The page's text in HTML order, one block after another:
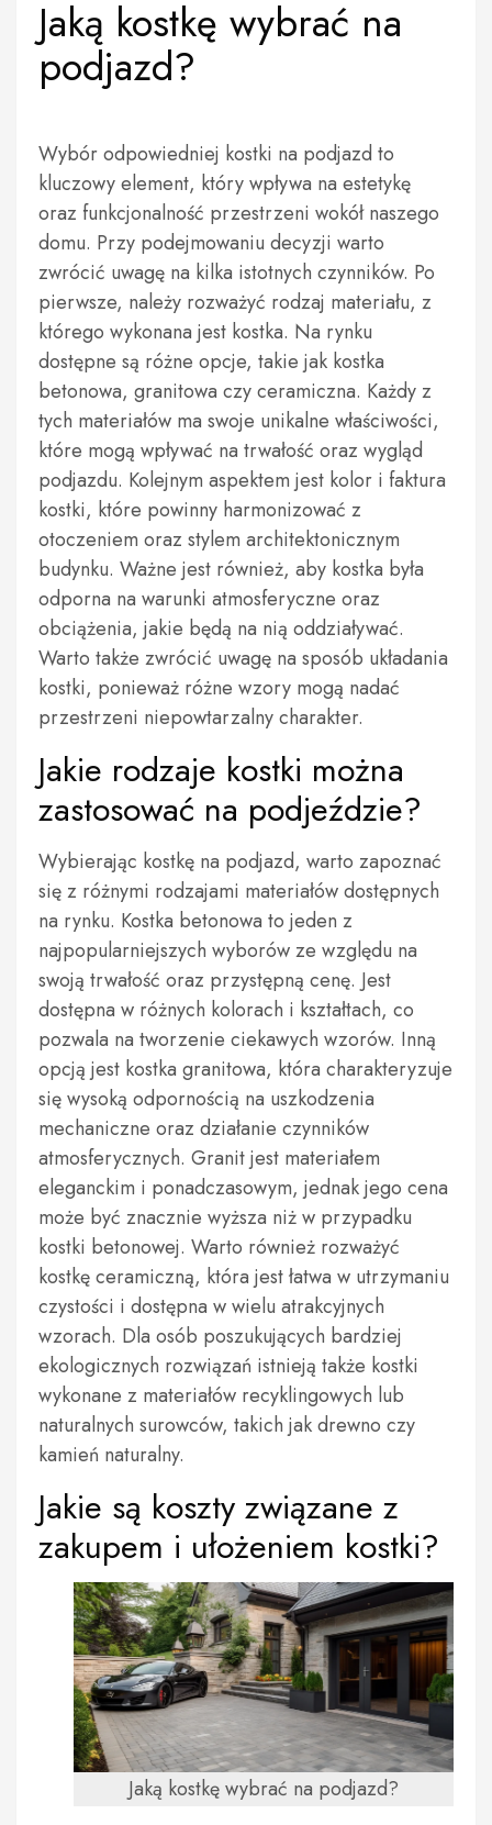
Jaką kostkę wybrać na
podjazd?
Wybór odpowiedniej kostki na podjazd to
kluczowy element, który wpływa na estetykę
oraz funkcjonalność przestrzeni wokół naszego
domu. Przy podejmowaniu decyzji warto
zwrócić uwagę na kilka istotnych czynników. Po
pierwsze, należy rozważyć rodzaj materiału, z
którego wykonana jest kostka. Na rynku
dostępne są różne opcje, takie jak kostka
betonowa, granitowa czy ceramiczna. Każdy z
tych materiałów ma swoje unikalne właściwości,
które mogą wpływać na trwałość oraz wygląd
podjazdu. Kolejnym aspektem jest kolor i faktura
kostki, które powinny harmonizować z
otoczeniem oraz stylem architektonicznym
budynku. Ważne jest również, aby kostka była
odporna na warunki atmosferyczne oraz
obciążenia, jakie będą na nią oddziaływać.
Warto także zwrócić uwagę na sposób układania
kostki, ponieważ różne wzory mogą nadać
przestrzeni niepowtarzalny charakter.
Jakie rodzaje kostki można
zastosować na podjeździe?
Wybierając kostkę na podjazd, warto zapoznać
się z różnymi rodzajami materiałów dostępnych
na rynku. Kostka betonowa to jeden z
najpopularniejszych wyborów ze względu na
swoją trwałość oraz przystępną cenę. Jest
dostępna w różnych kolorach i kształtach, co
pozwala na tworzenie ciekawych wzorów. Inną
opcją jest kostka granitowa, która charakteryzuje
się wysoką odpornością na uszkodzenia
mechaniczne oraz działanie czynników
atmosferycznych. Granit jest materiałem
eleganckim i ponadczasowym, jednak jego cena
może być znacznie wyższa niż w przypadku
kostki betonowej. Warto również rozważyć
kostkę ceramiczną, która jest łatwa w utrzymaniu
czystości i dostępna w wielu atrakcyjnych
wzorach. Dla osób poszukujących bardziej
ekologicznych rozwiązań istnieją także kostki
wykonane z materiałów recyklingowych lub
naturalnych surowców, takich jak drewno czy
kamień naturalny.
Jakie są koszty związane z
zakupem i ułożeniem kostki?
Jaką kostkę wybrać na podjazd?